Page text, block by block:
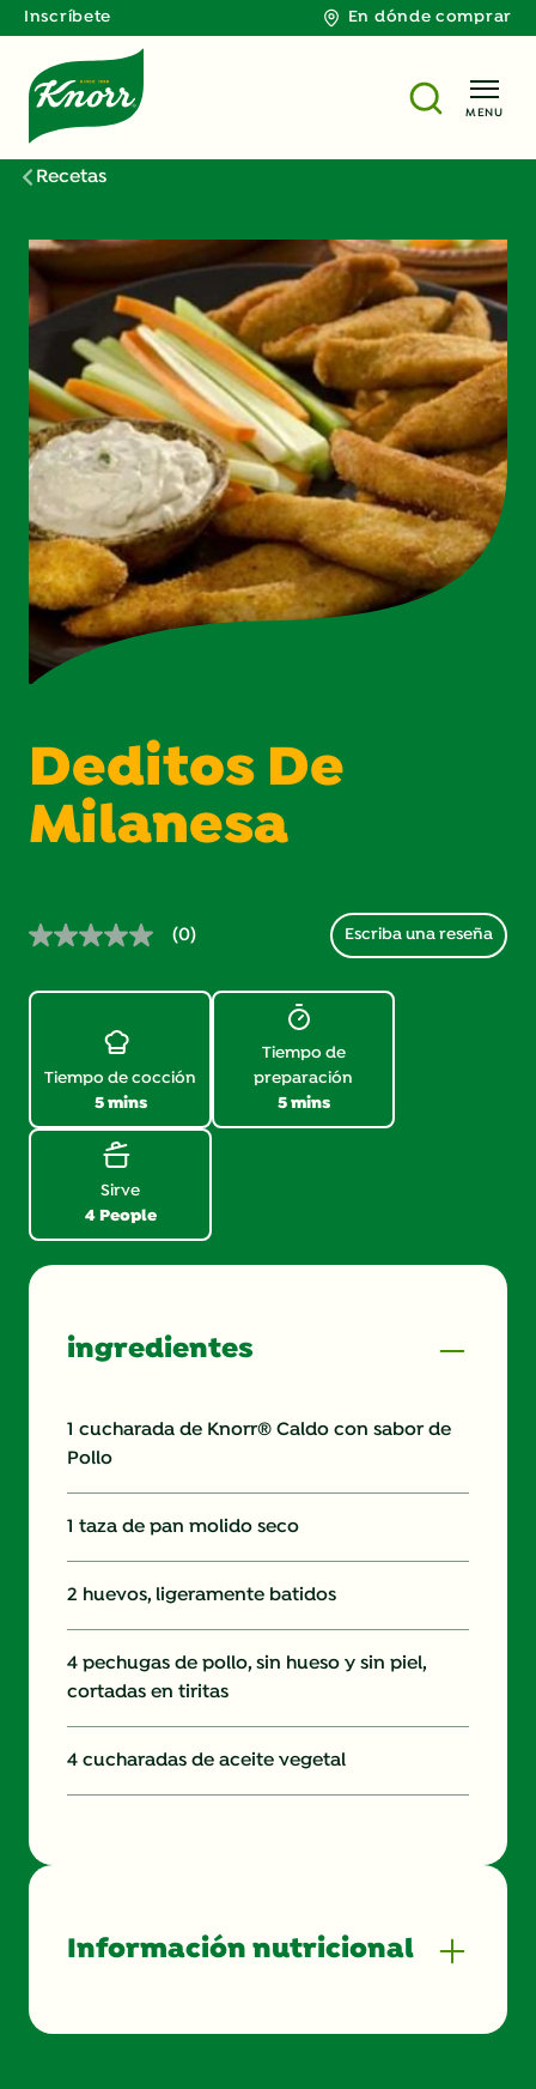
Inscríbete En dónde comprar
MENU
Recetas
Deditos De
Milanesa
Sin
(0) Escriba una reseña
5 mins
Tiempo de cocción
5 mins
Tiempo de
preparación
4 People
Sirve
ingredientes
1 cucharada de Knorr® Caldo con sabor de
Pollo
1 taza de pan molido seco
2 huevos, ligeramente batidos
4 pechugas de pollo, sin hueso y sin piel,
cortadas en tiritas
4 cucharadas de aceite vegetal
Información nutricional